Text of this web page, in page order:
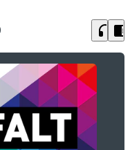
headphones chrome_reader_mode